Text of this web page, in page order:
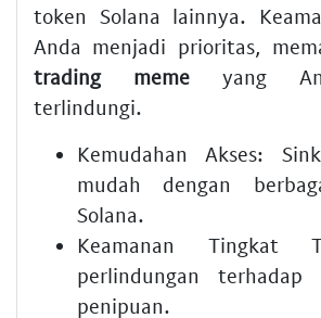
token Solana lainnya.
Anda menjadi prioritas,
trading meme yang
terlindungi.
Kemudahan Akses:
mudah dengan
Solana.
Keamanan Tingkat
perlindungan terhadap
penipuan.